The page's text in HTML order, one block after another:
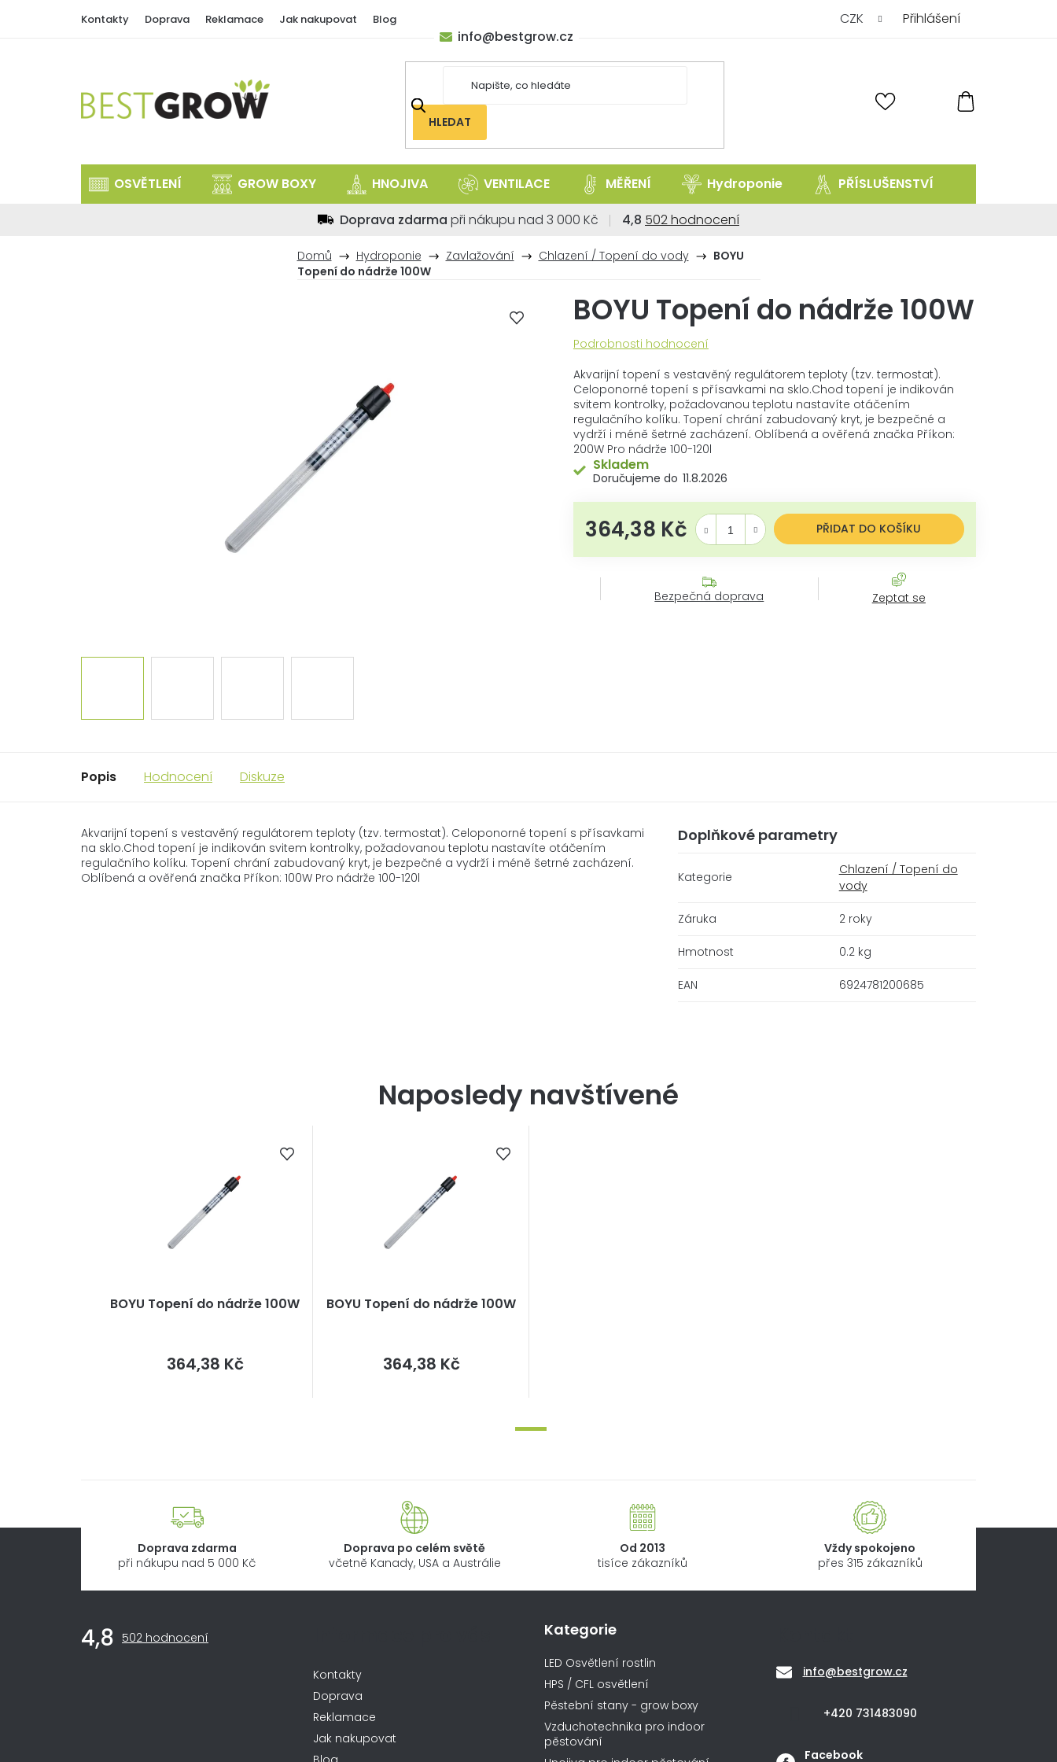
Kontakty Doprava Reklamace Jak nakupovat Blog CZK Přihlášení
HLEDAT
KOŠÍK
info@bestgrow.cz
OSVĚTLENÍ GROW BOXY HNOJIVA VENTILACE MĚŘENÍ Hydroponie PŘÍSLUŠENSTVÍ
Doprava zdarma při nákupu nad 3 000 Kč 4,8 Průměrné
obchodu
z
5
hvězdiček.
502 hodnocení
Domů Hydroponie Zavlažování Chlazení / Topení do vody
BOYU
Topení do nádrže 100W
BOYU Topení do nádrže 100W
Průměrné
produktu
je
0,0
z
5
hvězdiček.
Podrobnosti hodnocení
Akvarijní topení s vestavěný regulátorem teploty (tzv. termostat).
Celoponorné topení s přísavkami na sklo.Chod topení je indikován
svitem kontrolky, požadovanou teplotu nastavíte otáčením
regulačního kolíku. Topení chrání zabudovaný kryt, je bezpečné a
vydrží i méně šetrné zacházení. Oblíbená a ověřená značka Příkon:
200W Pro nádrže 100-120l
Skladem
11.8.2026
364,38 KčMěrná cena: PŘIDAT DO KOŠÍKU
Bezpečná doprava Zeptat se
Popis Hodnocení Diskuze
Akvarijní topení s vestavěný regulátorem teploty (tzv. termostat). Celoponorné topení s přísavkami
na sklo.Chod topení je indikován svitem kontrolky, požadovanou teplotu nastavíte otáčením
regulačního kolíku. Topení chrání zabudovaný kryt, je bezpečné a vydrží i méně šetrné zacházení.
Oblíbená a ověřená značka Příkon: 100W Pro nádrže 100-120l
Doplňkové parametry
Kategorie
Chlazení / Topení do
vody
Záruka 2 roky
Hmotnost 0.2 kg
EAN 6924781200685
Naposledy navštívené
BOYU Topení do nádrže 100W
364,38 Kčcena:
BOYU Topení do nádrže 100W
364,38 Kčcena:
Doprava zdarma
při nákupu nad 5 000 Kč
Doprava po celém světě
včetně Kanady, USA a Austrálie
Od 2013
tisíce zákazníků
Vždy spokojeno
přes 315 zákazníků
4,8 Průměrné
502 hodnocení
Kontakty
Doprava
Reklamace
Jak nakupovat
Kategorie
LED Osvětlení rostlin
HPS / CFL osvětlení
Pěstební stany - grow boxy
Vzduchotechnika pro indoor
pěstování
info@bestgrow.cz
+420 731483090
Facebook